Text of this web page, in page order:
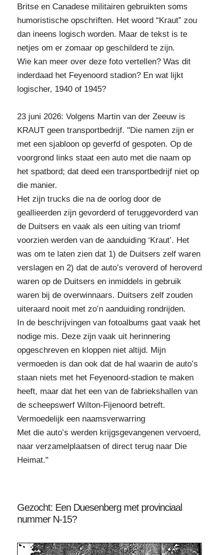
Britse en Canadese militairen gebruikten soms
humoristische opschriften. Het woord “Kraut” zou
dan ineens logisch worden. Maar de tekst is te
netjes om er zomaar op geschilderd te zijn.
Wie kan meer over deze foto vertellen? Was dit
inderdaad het Feyenoord stadion? En wat lijkt
logischer, 1940 of 1945?
23 juni 2026: Volgens Martin van der Zeeuw is
KRAUT geen transportbedrijf. "Die namen zijn er
met een sjabloon op geverfd of gespoten. Op de
voorgrond links staat een auto met die naam op
het spatbord; dat deed een transportbedrijf niet op
die manier.
Het zijn trucks die na de oorlog door de
geallieerden zijn gevorderd of teruggevorderd van
de Duitsers en vaak als een uiting van triomf
voorzien werden van de aanduiding ‘Kraut’. Het
was om te laten zien dat 1) de Duitsers zelf waren
verslagen en 2) dat de auto’s veroverd of heroverd
waren op de Duitsers en inmiddels in gebruik
waren bij de overwinnaars. Duitsers zelf zouden
uiteraard nooit met zo’n aanduiding rondrijden.
In de beschrijvingen van fotoalbums gaat vaak het
nodige mis. Deze zijn vaak uit herinnering
opgeschreven en kloppen niet altijd. Mijn
vermoeden is dan ook dat de hal waarin de auto’s
staan niets met het Feyenoord-stadion te maken
heeft, maar dat het een van de fabriekshallen van
de scheepswerf Wilton-Fijenoord betreft.
Vermoedelijk een naamsverwarring
Met die auto’s werden krijgsgevangenen vervoerd,
naar verzamelplaatsen of direct terug naar Die
Heimat."
Gezocht: Een Duesenberg met provinciaal
nummer N-15?